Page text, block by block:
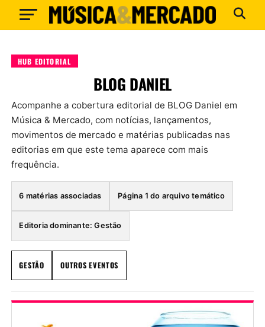
HUB EDITORIAL
BLOG DANIEL
Acompanhe a cobertura editorial de BLOG Daniel em
Música & Mercado, com notícias, lançamentos,
movimentos de mercado e matérias publicadas nas
editorias em que este tema aparece com mais
frequência.
6 matérias associadas Página 1 do arquivo temático
Editoria dominante: Gestão
GESTÃO OUTROS EVENTOS